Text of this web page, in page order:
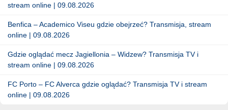
stream online | 09.08.2026
Benfica – Academico Viseu gdzie obejrzeć? Transmisja, stream
online | 09.08.2026
Gdzie oglądać mecz Jagiellonia – Widzew? Transmisja TV i
stream online | 09.08.2026
FC Porto – FC Alverca gdzie oglądać? Transmisja TV i stream
online | 09.08.2026